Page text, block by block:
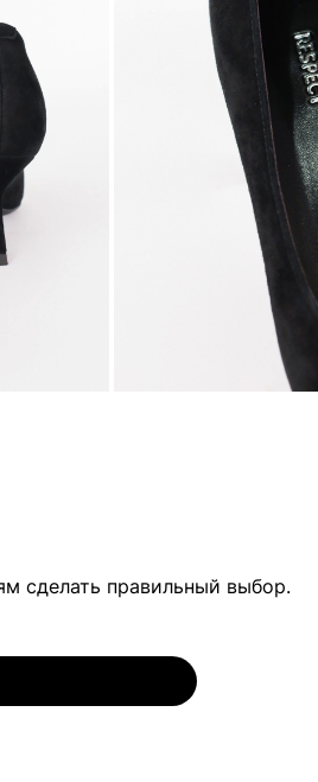
сделать правильный выбор.